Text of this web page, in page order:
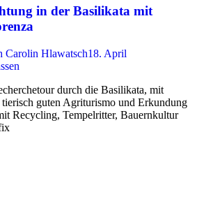
in der Basilikata mit
Carolin Hlawatsch18. April
durch die Basilikata, mit
guten Agriturismo und Erkundung
Recycling, Tempelritter, Bauernkultur